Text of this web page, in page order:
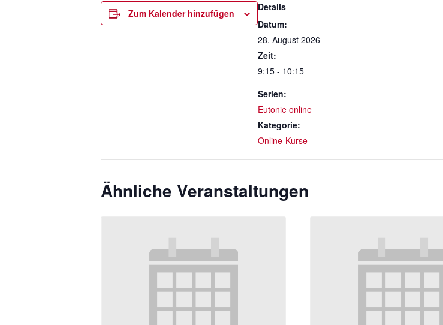
Zum Kalender hinzufügen
Details
Datum:
28. August 2026
Zeit:
9:15 - 10:15
Serien:
Eutonie online
Kategorie:
Online-Kurse
Ähnliche Veranstaltungen